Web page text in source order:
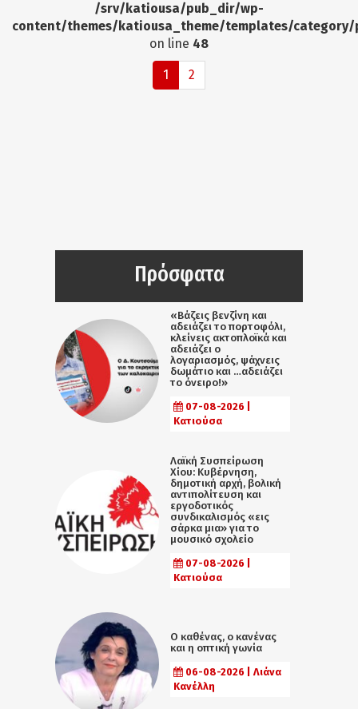
/srv/katiousa/pub_dir/wp-
content/themes/katiousa_theme/templates/
on line 48
1 2
Πρόσφατα
«Βάζεις βενζίνη και
αδειάζει το πορτοφόλι,
κλείνεις ακτοπλοϊκά και
αδειάζει ο
λογαριασμός, ψάχνεις
δωμάτιο και …αδειάζει
το όνειρο!»
07-08-2026 |
Κατιούσα
Λαϊκή Συσπείρωση
Χίου: Κυβέρνηση,
δημοτική αρχή, βολική
αντιπολίτευση και
εργοδοτικός
συνδικαλισμός «εις
σάρκα μια» για το
μουσικό σχολείο
07-08-2026 |
Κατιούσα
Ο καθένας, ο κανένας
και η οπτική γωνία
06-08-2026 | Λιάνα
Κανέλλη